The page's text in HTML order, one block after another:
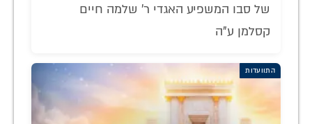
של סבו המשפיע האגדי ר' שלמה חיים
קסלמן ע"ה
התוועדות